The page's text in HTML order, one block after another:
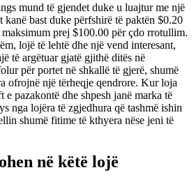
mund të gjendet duke u luajtur me një
kanë bast duke përfshirë të paktën $0.20
prej $100.00 për çdo rrotullim.
lojë të lehtë dhe një vend interesant,
të argëtuar gjatë gjithë ditës në
për portet në shkallë të gjerë, shumë
ofrojnë një tërheqje qendrore. Kur loja
pazakontë dhe shpesh janë marka të
nga lojëra të zgjedhura që tashmë ishin
shumë fitime të kthyera nëse jeni të
në këtë lojë